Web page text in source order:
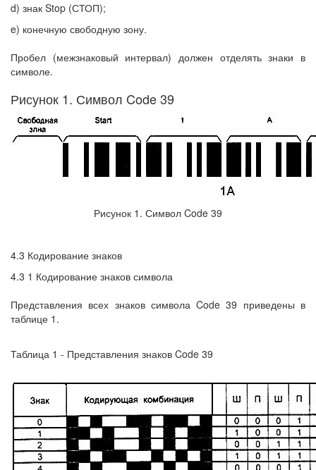
d) знак Stop (СТОП);
e) конечную свободную зону.
Пробел (межзнаковый интервал) должен отделять знаки в
символе.
Рисунок 1. Символ Code 39
Рисунок 1. Символ Code 39
4.3 Кодирование знаков
4.3 1 Кодирование знаков символа
Представления всех знаков символа Code 39 приведены в
таблице 1.
Таблица 1 - Представления знаков Code 39